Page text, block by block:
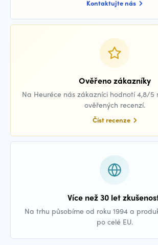
Kontaktujte nás
Ověřeno zákazníky
Na Heuréce nás zákazníci hodnotí 4,8/5
ověřených recenzí.
Číst recenze
Více než 30 let
Na trhu působíme od roku 1994 a
po celé EU.